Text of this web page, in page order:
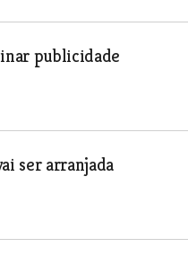
publicidade
ser arranjada